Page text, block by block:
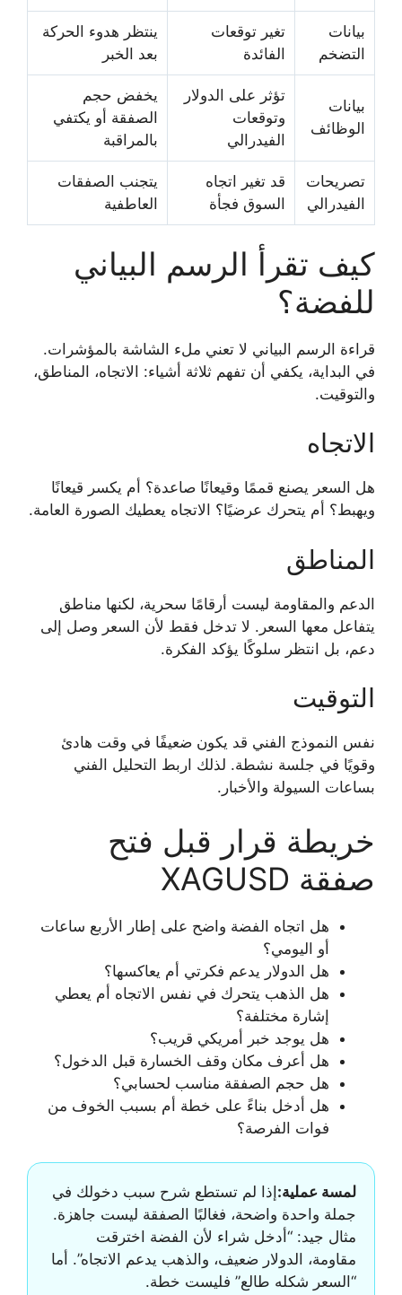
بيانات
التضخم
تغير توقعات
الفائدة
ينتظر هدوء الحركة
بعد الخبر
بيانات
الوظائف
تؤثر على الدولار
وتوقعات
الفيدرالي
يخفض حجم
الصفقة أو يكتفي
بالمراقبة
تصريحات
الفيدرالي
قد تغير اتجاه
السوق فجأة
يتجنب الصفقات
العاطفية
كيف تقرأ الرسم البياني
للفضة؟
قراءة الرسم البياني لا تعني ملء الشاشة بالمؤشرات.
في البداية، يكفي أن تفهم ثلاثة أشياء: الاتجاه، المناطق،
والتوقيت.
الاتجاه
هل السعر يصنع قممًا وقيعانًا صاعدة؟ أم يكسر قيعانًا
ويهبط؟ أم يتحرك عرضيًا؟ الاتجاه يعطيك الصورة العامة.
المناطق
الدعم والمقاومة ليست أرقامًا سحرية، لكنها مناطق
يتفاعل معها السعر. لا تدخل فقط لأن السعر وصل إلى
دعم، بل انتظر سلوكًا يؤكد الفكرة.
التوقيت
نفس النموذج الفني قد يكون ضعيفًا في وقت هادئ
وقويًا في جلسة نشطة. لذلك اربط التحليل الفني
بساعات السيولة والأخبار.
خريطة قرار قبل فتح
صفقة XAGUSD
هل اتجاه الفضة واضح على إطار الأربع ساعات
أو اليومي؟
هل الدولار يدعم فكرتي أم يعاكسها؟
هل الذهب يتحرك في نفس الاتجاه أم يعطي
إشارة مختلفة؟
هل يوجد خبر أمريكي قريب؟
هل أعرف مكان وقف الخسارة قبل الدخول؟
هل حجم الصفقة مناسب لحسابي؟
هل أدخل بناءً على خطة أم بسبب الخوف من
فوات الفرصة؟
لمسة عملية: إذا لم تستطع شرح سبب دخولك في
جملة واحدة واضحة، فغالبًا الصفقة ليست جاهزة.
مثال جيد: “أدخل شراء لأن الفضة اخترقت
مقاومة، الدولار ضعيف، والذهب يدعم الاتجاه”. أما
“السعر شكله طالع” فليست خطة.